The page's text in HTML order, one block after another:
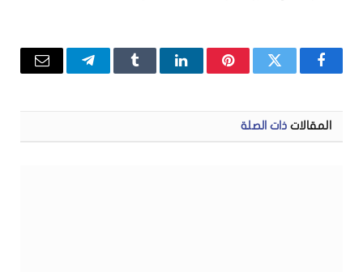
فيسبوكتويتر بينتيريستلينكدإنTumblrتيلقرامالبريد
المقالات ذات الصلة